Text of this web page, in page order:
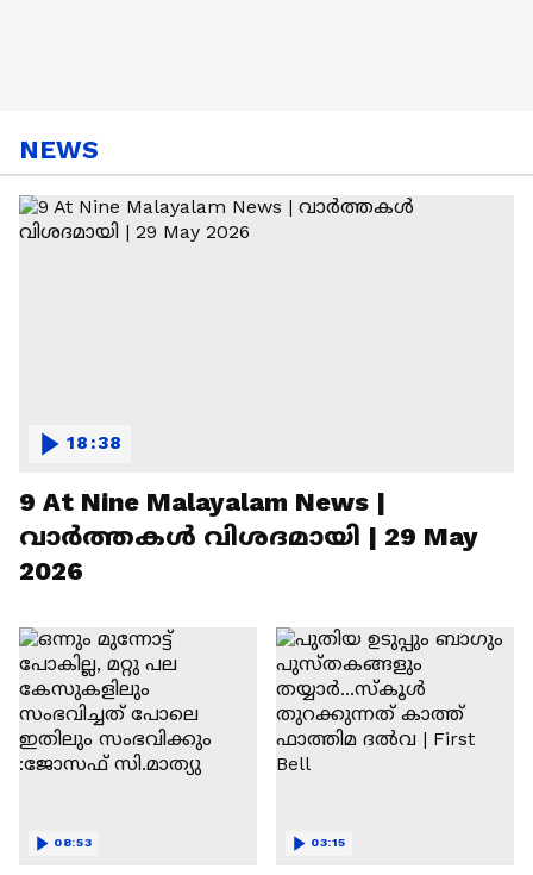
NEWS
9 At Nine Malayalam News |
വാർത്തകൾ വിശദമായി | 29 May
2026
18:38
08:53 03:15